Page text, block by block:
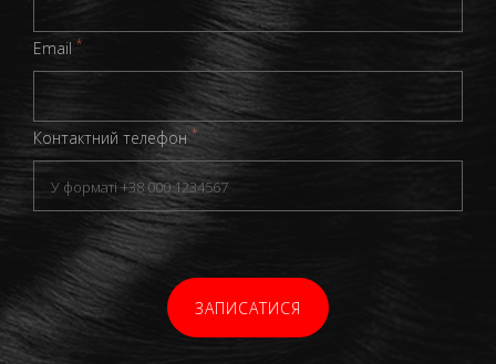
Email *
Контактний телефон *
ЗАПИСАТИСЯ